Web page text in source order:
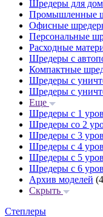
Шредеры для
Промышленные
Офисные
Персональные
Расходные
Шредеры с
Компактные
Шредеры с
Шредеры с
Еще
Шредеры с 1
Шредеры со 2
Шредеры с 3
Шредеры с 4
Шредеры с 5
Шредеры с 6
Архив моделей
Скрыть
Степлеры